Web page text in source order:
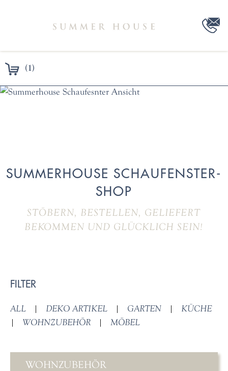
(1)
SUMMERHOUSE SCHAUFENSTER-
SHOP
STÖBERN, BESTELLEN, GELIEFERT
BEKOMMEN UND GLÜCKLICH SEIN!
FILTER
ALL | DEKO ARTIKEL | GARTEN |
KÜCHE
|
WOHNZUBEHÖR | MÖBEL
WOHNZUBEHÖR